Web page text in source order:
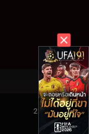
2327 Views